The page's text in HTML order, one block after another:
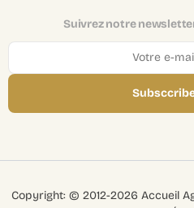
Suivrez notre
Copyright: © 2012-2026 Accueil